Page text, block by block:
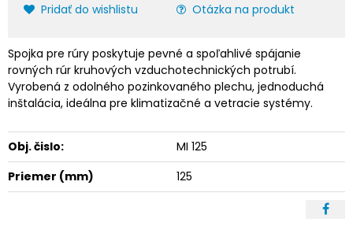
Pridať do wishlistu
Otázka na produkt
Spojka pre rúry poskytuje pevné a spoľahlivé spájanie
rovných rúr kruhových vzduchotechnických potrubí.
Vyrobená z odolného pozinkovaného plechu, jednoduchá
inštalácia, ideálna pre klimatizačné a vetracie systémy.
Obj. čislo:
MI 125
Priemer (mm)
125